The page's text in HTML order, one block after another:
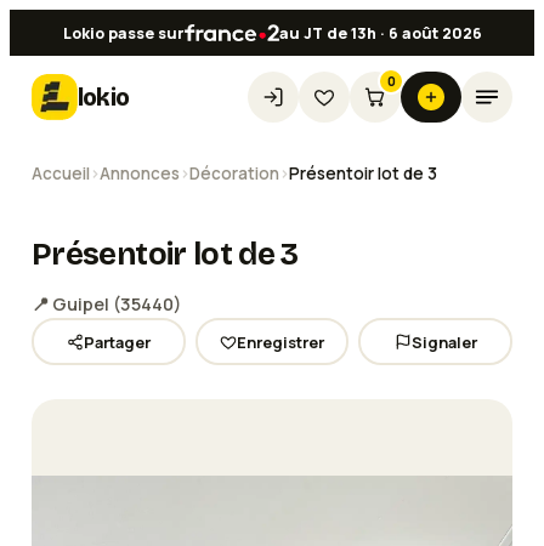
Lokio passe sur au JT de 13h · 6 août 2026
lokio
0
Accueil ›Annonces ›Décoration ›Présentoir lot de 3
Présentoir lot de 3
📍 Guipel (35440)
Partager Enregistrer Signaler